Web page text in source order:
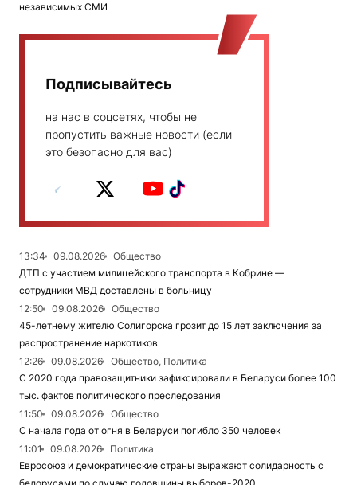
независимых СМИ
Подписывайтесь
на нас в соцсетях, чтобы не
пропустить важные новости (если
это безопасно для вас)
13:34 09.08.2026
Общество
ДТП с участием милицейского транспорта в Кобрине —
сотрудники МВД доставлены в больницу
12:50
09.08.2026
Общество
45-летнему жителю Солигорска грозит до 15 лет заключения за
распространение наркотиков
12:26
09.08.2026
Общество, Политика
С 2020 года правозащитники зафиксировали в Беларуси более 100
тыс. фактов политического преследования
11:50
09.08.2026
Общество
С начала года от огня в Беларуси погибло 350 человек
11:01
09.08.2026
Политика
Евросоюз и демократические страны выражают солидарность с